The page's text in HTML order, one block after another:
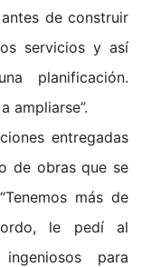
de construir
servicios y así
planificación.
ampliarse”.
entregadas
de obras que se
más de
le pedí al
para